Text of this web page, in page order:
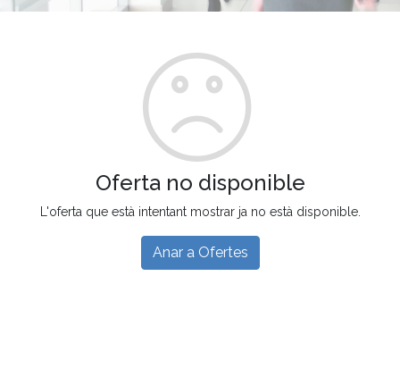
Oferta no disponible
L'oferta que està intentant mostrar ja no està disponible.
Anar a Ofertes